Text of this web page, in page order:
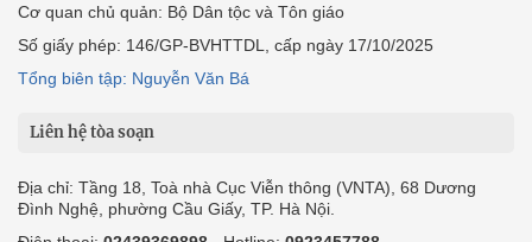
Cơ quan chủ quản: Bộ Dân tộc và Tôn giáo
Số giấy phép: 146/GP-BVHTTDL, cấp ngày 17/10/2025
Tổng biên tập: Nguyễn Văn Bá
Liên hệ tòa soạn
Địa chỉ: Tầng 18, Toà nhà Cục Viễn thông (VNTA), 68 Dương
Đình Nghệ, phường Cầu Giấy, TP. Hà Nội.